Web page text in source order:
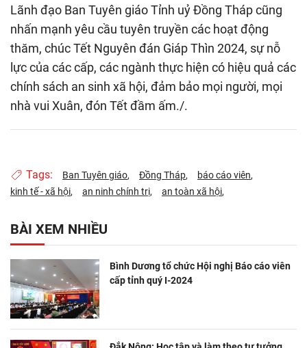
Lãnh đạo Ban Tuyên giáo Tỉnh uỷ Đồng Tháp cũng
nhấn mạnh yêu cầu tuyên truyền các hoạt động
thăm, chúc Tết Nguyên đán Giáp Thìn 2024, sự nỗ
lực của các cấp, các ngành thực hiện có hiệu quả các
chính sách an sinh xã hội, đảm bảo mọi người, mọi
nhà vui Xuân, đón Tết đầm ấm./.
Tags: Ban Tuyên giáo Đồng Tháp
báo cáo viên
kinh tế - xã hội
an ninh chính trị an toàn xã hội
BÀI XEM NHIỀU
Bình Dương tổ chức Hội nghị Báo cáo viên
cấp tỉnh quý I-2024